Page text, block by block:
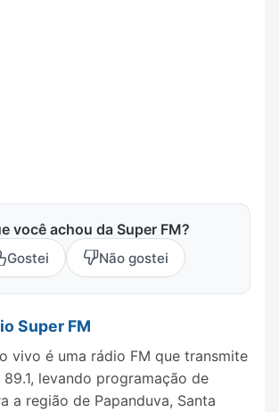
você achou da Super FM?
Gostei Não gostei
Super FM
vivo é uma rádio FM que transmite
levando programação de
a região de Papanduva, Santa